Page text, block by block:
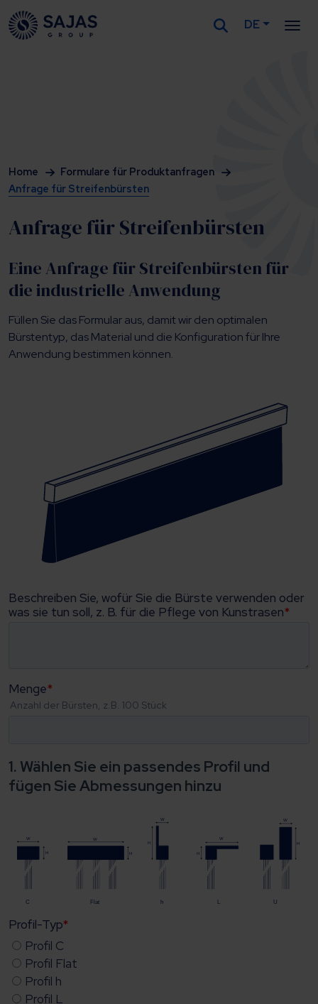
Siirry sisältöön
DE
Home
Formulare für Produktanfragen
Anfrage für Streifenbürsten
Anfrage für Streifenbürsten
Eine Anfrage für Streifenbürsten für
die industrielle Anwendung
Füllen Sie das Formular aus, damit wir den optimalen
Bürstentyp, das Material und die Konfiguration für Ihre
Anwendung bestimmen können.